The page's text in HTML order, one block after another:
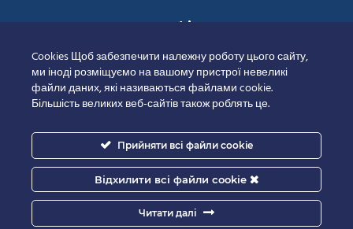
Сертифікати
Cookies Щоб забезпечити належну роботу цього сайту,
ми іноді розміщуємо на вашому пристрої невеликі
файли даних, які називаються файлами cookie.
Більшість великих веб-сайтів також роблять це.
Прийняти всі файли cookie
Відхилити всі файли cookie
Читати далі